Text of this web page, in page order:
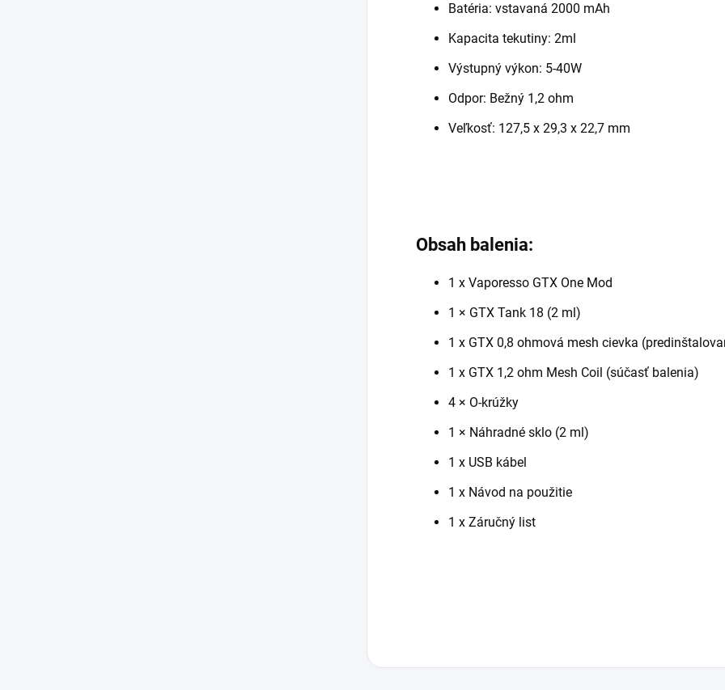
Batéria: vstavaná 2000 mAh
Kapacita tekutiny: 2ml
Výstupný výkon: 5-40W
Odpor: Bežný 1,2 ohm
Veľkosť: 127,5 x 29,3 x 22,7 mm
Obsah balenia:
1 x Vaporesso GTX One Mod
1 × GTX Tank 18 (2 ml)
1 x GTX 0,8 ohmová mesh cievka
1 x GTX 1,2 ohm Mesh Coil (súčasť balenia)
4 × O-krúžky
1 × Náhradné sklo (2 ml)
1 x USB kábel
1 x Návod na použitie
1 x Záručný list